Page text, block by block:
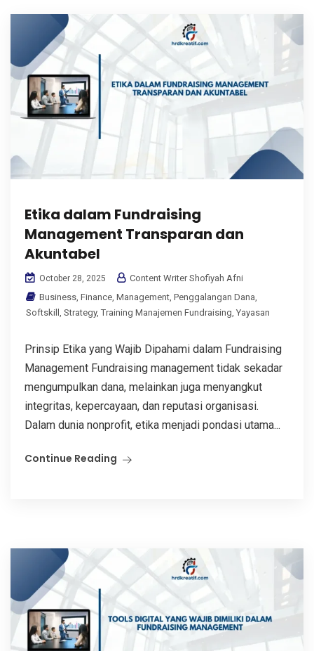
Etika dalam Fundraising
Management Transparan dan
Akuntabel
October 28, 2025
Content Writer Shofiyah Afni
Business, Finance, Management, Penggalangan Dana,
Softskill , Strategy, Training Manajemen Fundraising, Yayasan
Prinsip Etika yang Wajib Dipahami dalam Fundraising
Management Fundraising management tidak sekadar
mengumpulkan dana, melainkan juga menyangkut
integritas, kepercayaan, dan reputasi organisasi.
Dalam dunia nonprofit, etika menjadi pondasi utama...
Continue Reading